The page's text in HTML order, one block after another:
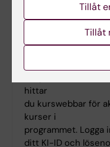
hittar
du kurswebbar för
kurser i
programmet. Logga
ditt KI-ID och
Tillåt
Tillåt